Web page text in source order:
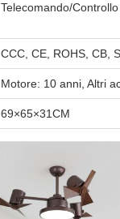
Telecomando/
CCC, CE, ROHS, CB,
Motore: 10 anni, Altri
69×65×31CM